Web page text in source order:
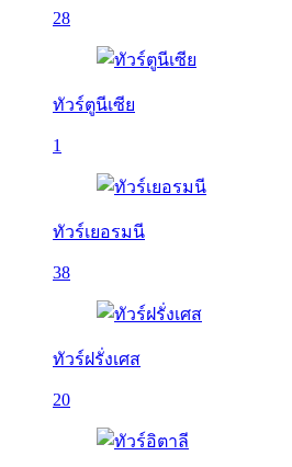
28
ทัวร์ตูนีเซีย
1
ทัวร์เยอรมนี
38
ทัวร์ฝรั่งเศส
20